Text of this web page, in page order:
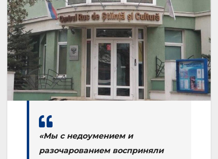
«Мы с недоумением и
разочарованием восприняли